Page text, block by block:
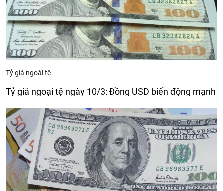
Tỷ giá ngoài tệ
Tỷ giá ngoại tệ ngày 10/3: Đồng USD biến động mạnh